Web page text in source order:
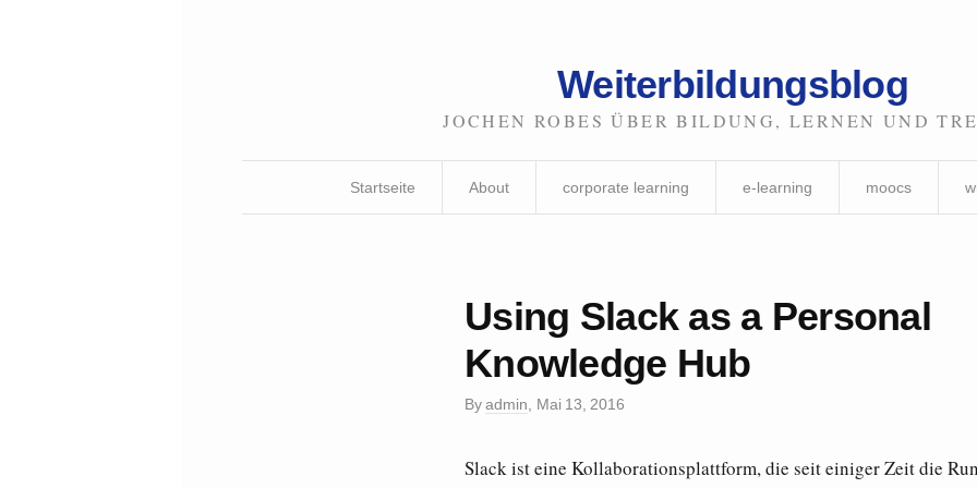
Weiterbildungsblog
JOCHEN ROBES ÜBER BILDUNG, LERNEN UND
Startseite About corporate learning e-learning moocs
Using Slack as a Personal
Knowledge Hub
Byadmin Mai 13, 2016
Slack ist eine Kollaborationsplattform, die seit einiger Zeit die